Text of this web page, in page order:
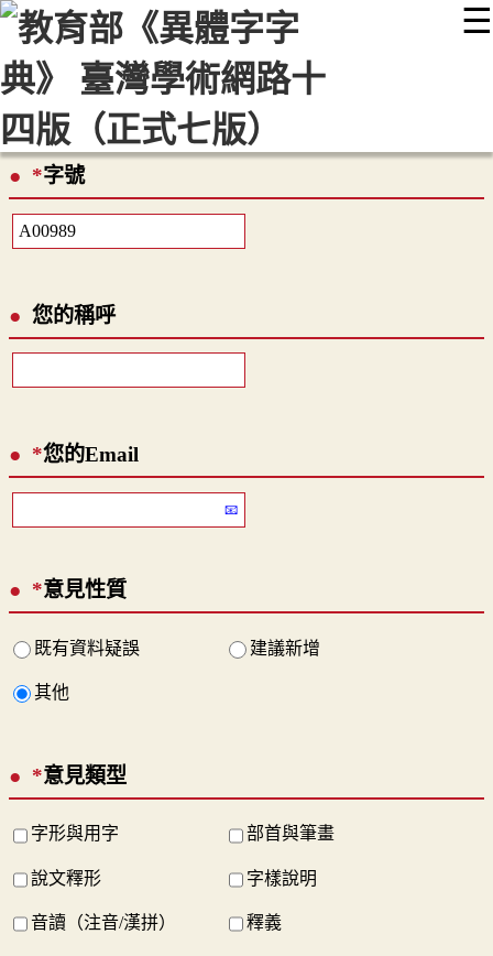
☰
::: 最新消息 常見問題 編輯說明
顯示模式
網站導覽
*字號
您的稱呼
*您的Email
*意見性質
既有資料疑誤 建議新增
其他
*意見類型
字形與用字 部首與筆畫
說文釋形 字樣說明
音讀（注音/漢拼） 釋義